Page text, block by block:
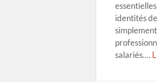
identités
salariés.…